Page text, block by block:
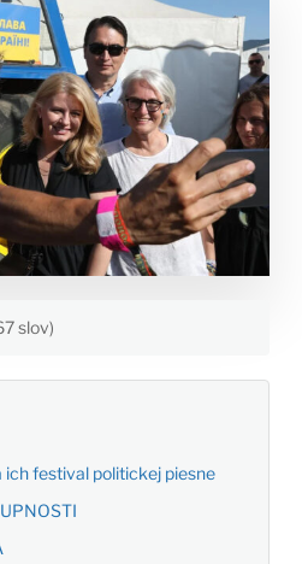
slov)
ich festival politickej piesne